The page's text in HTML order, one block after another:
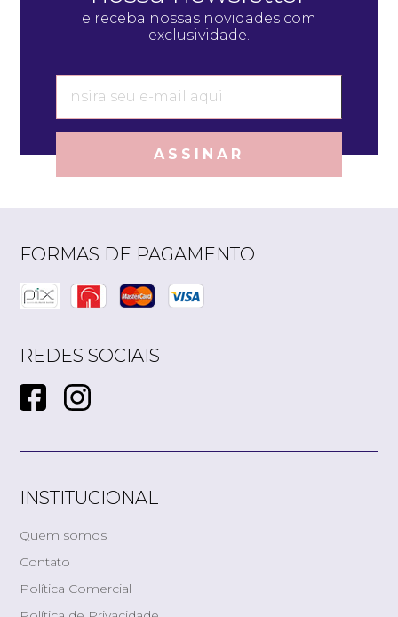
e receba nossas novidades com
exclusividade.
ASSINAR
FORMAS DE PAGAMENTO
REDES SOCIAIS
INSTITUCIONAL
Quem somos
Contato
Política Comercial